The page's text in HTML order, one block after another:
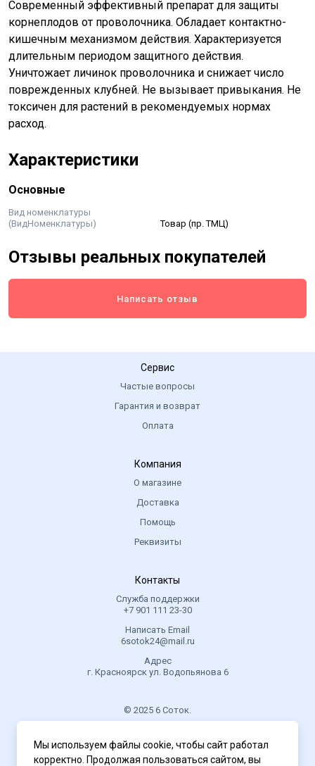
Современный эффективный препарат для защиты
корнеплодов от проволочника. Обладает контактно-
кишечным механизмом действия. Характеризуется
длительным периодом защитного действия.
Уничтожает личинок проволочника и снижает число
поврежденных клубней. Не вызывает привыкания. Не
токсичен для растений в рекомендуемых нормах
расход.
Характеристики
Основные
Вид номенклатуры
(ВидНоменклатуры)
Товар (пр. ТМЦ)
Отзывы реальных покупателей
Написать отзыв
Сервис
Частые вопросы
Гарантия и возврат
Оплата
Компания
О магазине
Доставка
Помощь
Реквизиты
Контакты
Служба поддержки
+7 901 111 23-30
Написать Email
6sotok24@mail.ru
Адрес
г. Красноярск ул. Водопьянова 6
© 2025 6 Соток.
.
Политика конфиденциальности
Мы используем файлы cookie, чтобы сайт работал
корректно. Продолжая пользоваться сайтом, вы